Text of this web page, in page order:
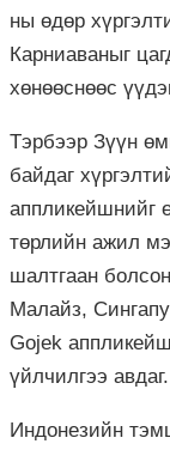
ны өдөр
Карниаваныг
хөнөөснөөс
Тэрбээр Зүүн
байдаг
аппликейшнийг
төрлийн ажил
шалтгаан
Малайз,
Gojek
үйлчилгээ авдаг.
Индонезийн